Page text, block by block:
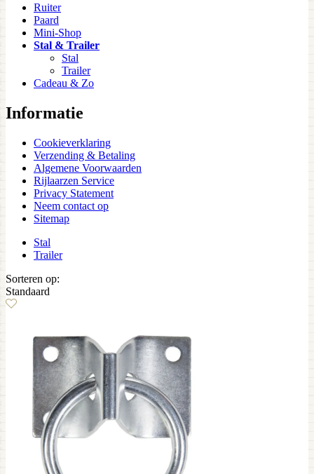
Ruiter
Paard
Mini-Shop
Stal & Trailer
Stal
Trailer
Cadeau & Zo
Informatie
Cookieverklaring
Verzending & Betaling
Algemene Voorwaarden
Rijlaarzen Service
Privacy Statement
Neem contact op
Sitemap
Stal
Trailer
Sorteren op:
Standaard